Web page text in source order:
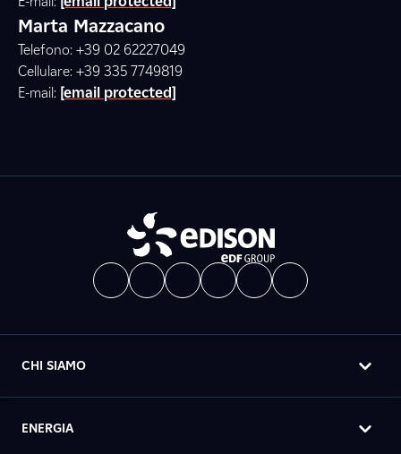
Marta Mazzacano
Telefono: +39 02 62227049
Cellulare: +39 335 7749819
E-mail: [email protected]
CHI SIAMO
ENERGIA